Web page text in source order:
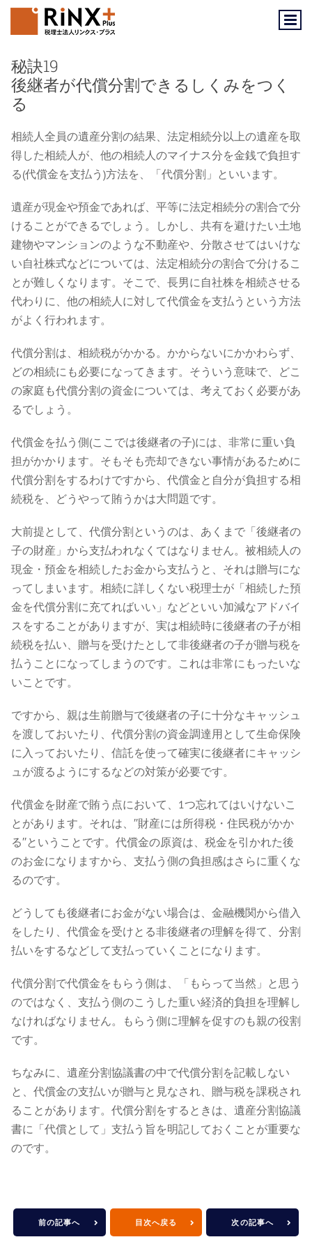
Skip
秘訣19
後継者が代償分割できるしくみをつく
る
相続人全員の遺産分割の結果、法定相続分以上の遺産を取
得した相続人が、他の相続人のマイナス分を金銭で負担す
る(代償金を支払う)方法を、「代償分割」といいます。
遺産が現金や預金であれば、平等に法定相続分の割合で分
けることができるでしょう。しかし、共有を避けたい土地
建物やマンションのような不動産や、分散させてはいけな
い自社株式などについては、法定相続分の割合で分けるこ
とが難しくなります。そこで、長男に自社株を相続させる
代わりに、他の相続人に対して代償金を支払うという方法
がよく行われます。
代償分割は、相続税がかかる。かからないにかかわらず、
どの相続にも必要になってきます。そういう意味で、どこ
の家庭も代償分割の資金については、考えておく必要があ
るでしょう。
代償金を払う側(ここでは後継者の子)には、非常に重い負
担がかかります。そもそも売却できない事情があるために
代償分割をするわけですから、代償金と自分が負担する相
続税を、どうやって賄うかは大問題です。
大前提として、代償分割というのは、あくまで「後継者の
子の財産」から支払われなくてはなりません。被相続人の
現金・預金を相続したお金から支払うと、それは贈与にな
ってしまいます。相続に詳しくない税理士が「相続した預
金を代償分割に充てればいい」などといい加減なアドバイ
スをすることがありますが、実は相続時に後継者の子が相
続税を払い、贈与を受けたとして非後継者の子が贈与税を
払うことになってしまうのです。これは非常にもったいな
いことです。
ですから、親は生前贈与で後継者の子に十分なキャッシュ
を渡しておいたり、代償分割の資金調達用として生命保険
に入っておいたり、信託を使って確実に後継者にキャッシ
ュが渡るようにするなどの対策が必要です。
代償金を財産で賄う点において、1つ忘れてはいけないこ
とがあります。それは、′′財産には所得税・住民税がかか
る′′ということです。代償金の原資は、税金を引かれた後
のお金になりますから、支払う側の負担感はさらに重くな
るのです。
どうしても後継者にお金がない場合は、金融機関から借入
をしたり、代償金を受けとる非後継者の理解を得て、分割
払いをするなどして支払っていくことになります。
代償分割で代償金をもらう側は、「もらって当然」と思う
のではなく、支払う側のこうした重い経済的負担を理解し
なければなりません。もらう側に理解を促すのも親の役割
です。
ちなみに、遺産分割協議書の中で代償分割を記載しない
と、代償金の支払いが贈与と見なされ、贈与税を課税され
ることがあります。代償分割をするときは、遺産分割協議
書に「代償として」支払う旨を明記しておくことが重要な
のです。
前の記事へ 目次へ戻る 次の記事へ